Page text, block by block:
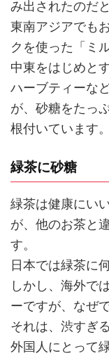
み出されたのだと
東南アジアでも
クを使った「ミ
中東をはじめと
ハーブティーな
が、砂糖をたっ
根付いています。
緑茶に砂糖
緑茶は健康にい
が、他のお茶と
す。
日本では緑茶に
しかし、海外で
ーですが、なぜ
それは、渋すぎ
外国人にとって